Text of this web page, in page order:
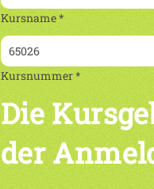
Kursname *
Kursnummer *
Die
der